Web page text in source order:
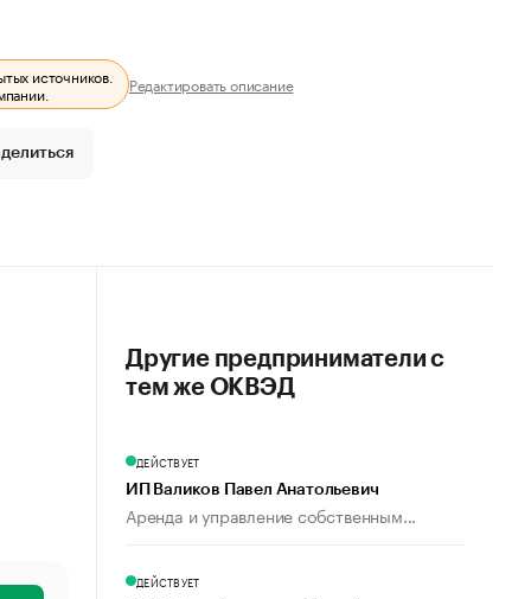
источников.
Редактировать описание
Другие предприниматели с
тем же ОКВЭД
ДЕЙСТВУЕТ
ИП Валиков Павел Анатольевич
Аренда и управление собственным...
ДЕЙСТВУЕТ